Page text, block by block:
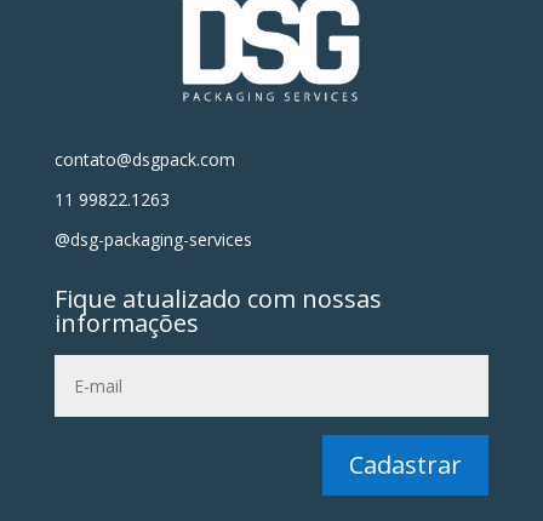
contato@dsgpack.com
11 99822.1263
@dsg-packaging-services
Fique atualizado com nossas
informações
Cadastrar